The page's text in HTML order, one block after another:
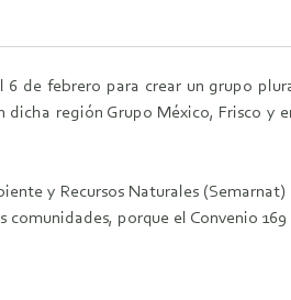
de febrero para crear un grupo
región Grupo México, Frisco y
y Recursos Naturales
porque el Convenio